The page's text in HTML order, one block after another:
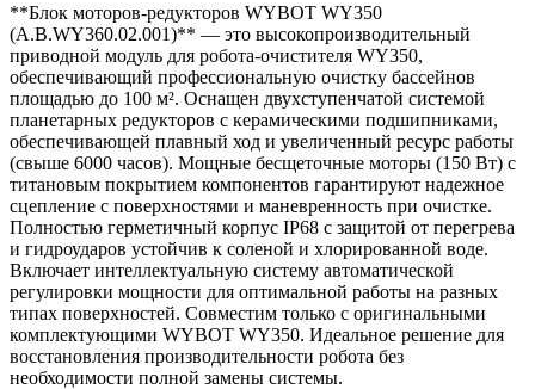
**Блок моторов-редукторов WYBOT WY350
(A.B.WY360.02.001)** — это высокопроизводительный
приводной модуль для робота-очистителя WY350,
обеспечивающий профессиональную очистку бассейнов
площадью до 100 м². Оснащен двухступенчатой системой
планетарных редукторов с керамическими подшипниками,
обеспечивающей плавный ход и увеличенный ресурс работы
(свыше 6000 часов). Мощные бесщеточные моторы (150 Вт) с
титановым покрытием компонентов гарантируют надежное
сцепление с поверхностями и маневренность при очистке.
Полностью герметичный корпус IP68 с защитой от перегрева
и гидроударов устойчив к соленой и хлорированной воде.
Включает интеллектуальную систему автоматической
регулировки мощности для оптимальной работы на разных
типах поверхностей. Совместим только с оригинальными
комплектующими WYBOT WY350. Идеальное решение для
восстановления производительности робота без
необходимости полной замены системы.